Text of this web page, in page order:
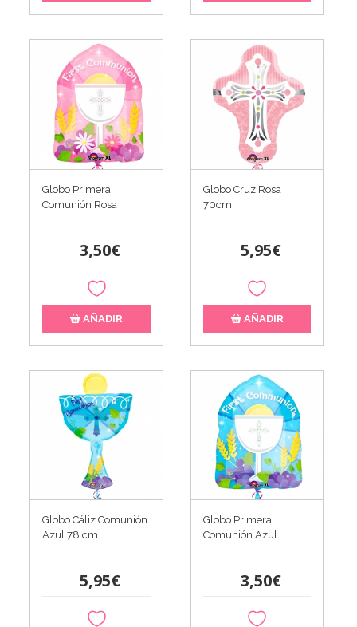
Globo Primera
Comunión Rosa
3,50€
AÑADIR
Globo Cruz Rosa
70cm
5,95€
AÑADIR
Globo Cáliz Comunión
Azul 78 cm
5,95€
Globo Primera
Comunión Azul
3,50€